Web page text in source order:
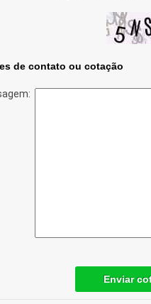
de contato ou cotação
Enviar